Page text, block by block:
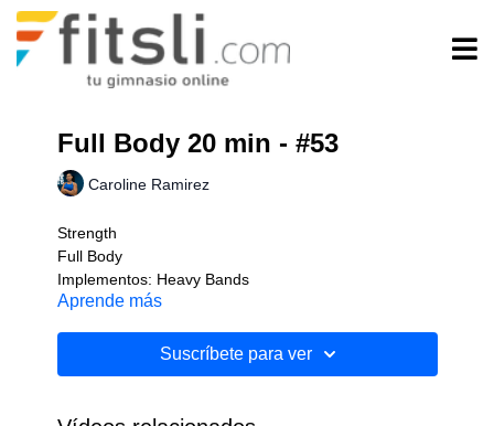
Full Body 20 min - #53
Caroline Ramirez
Strength
Full Body
Implementos: Heavy Bands
Nivel: Intermedio
Aprende más
Suscríbete para ver